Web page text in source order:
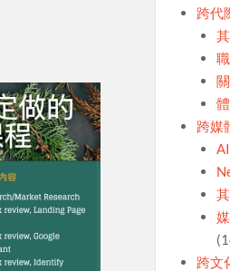
跨代
跨媒
跨文